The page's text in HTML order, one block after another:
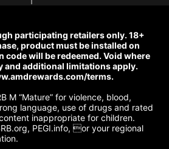
participating retailers only. 18+
product must be installed on
code will be redeemed. Void where
and additional limitations apply.
terms.
M “Mature” for violence, blood,
language, use of drugs and rated
inappropriate for children.
PEGI.info, or your regional